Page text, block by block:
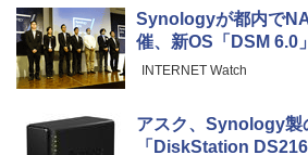
Synologyが都内で
催、新OS「DSM 6.0
INTERNET Watch
アスク、Synology製
「DiskStation